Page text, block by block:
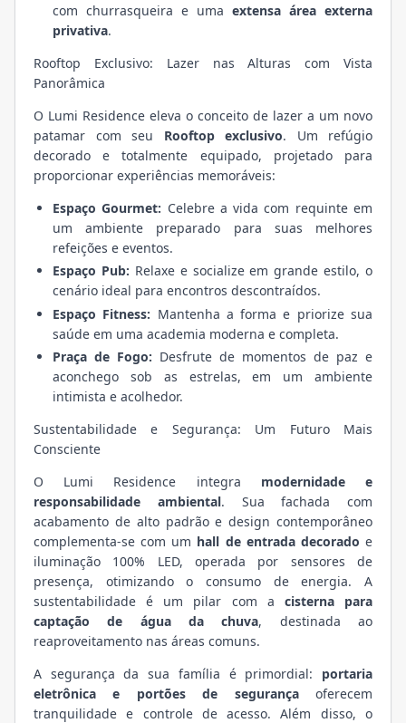
com churrasqueira e uma extensa área externa
privativa.
Rooftop Exclusivo: Lazer nas Alturas com Vista
Panorâmica
O Lumi Residence eleva o conceito de lazer a um novo
patamar com seu Rooftop exclusivo. Um refúgio
decorado e totalmente equipado, projetado para
proporcionar experiências memoráveis:
Espaço Gourmet: Celebre a vida com requinte em
um ambiente preparado para suas melhores
refeições e eventos.
Espaço Pub: Relaxe e socialize em grande estilo, o
cenário ideal para encontros descontraídos.
Espaço Fitness: Mantenha a forma e priorize sua
saúde em uma academia moderna e completa.
Praça de Fogo: Desfrute de momentos de paz e
aconchego sob as estrelas, em um ambiente
intimista e acolhedor.
Sustentabilidade e Segurança: Um Futuro Mais
Consciente
O Lumi Residence integra modernidade e
responsabilidade ambiental. Sua fachada com
acabamento de alto padrão e design contemporâneo
complementa-se com um hall de entrada decorado e
iluminação 100% LED, operada por sensores de
presença, otimizando o consumo de energia. A
sustentabilidade é um pilar com a cisterna para
captação de água da chuva, destinada ao
reaproveitamento nas áreas comuns.
A segurança da sua família é primordial: portaria
eletrônica e portões de segurançaoferecem
tranquilidade e controle de acesso. Além disso, o